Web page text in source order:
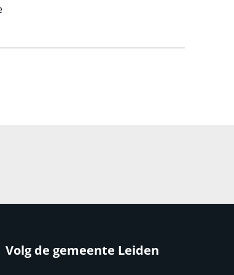
nieuw tabblad
in nieuw tabblad
opent in nieuw tabblad
opent in nieuw tabblad
Mail, opent in nieuw tabblad
Volg de gemeente Leiden